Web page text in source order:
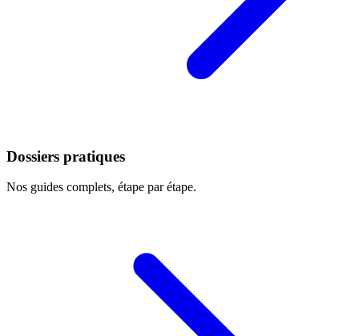
Dossiers pratiques
Nos guides complets, étape par étape.